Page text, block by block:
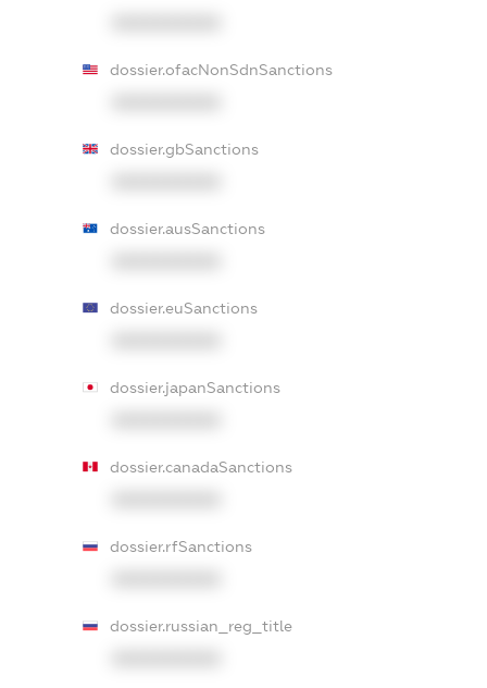
dossier.ofacNonSdnSanctions
dossier.gbSanctions
dossier.ausSanctions
dossier.euSanctions
dossier.japanSanctions
dossier.canadaSanctions
dossier.rfSanctions
dossier.russian_reg_title